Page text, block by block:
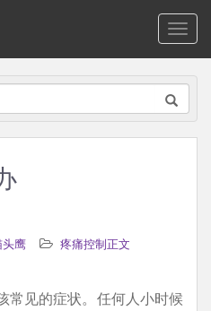
头鹰 疼痛控制正文
常见的症状。任何人小时候